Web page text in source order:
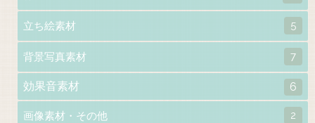
立ち絵素材 5
背景写真素材 7
効果音素材 6
画像素材・その他 2